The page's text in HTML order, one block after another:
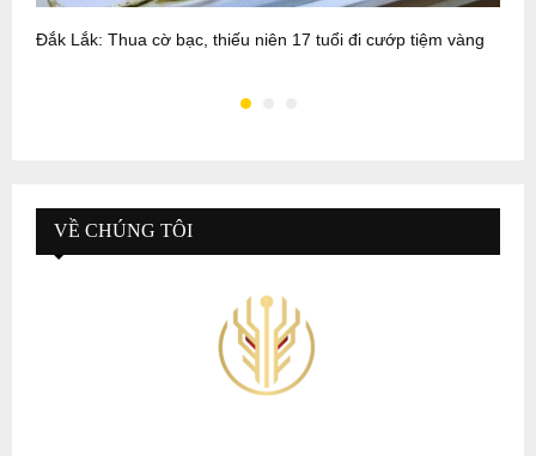
Đắk Lắk: Thua cờ bạc, thiếu niên 17 tuổi đi cướp tiệm vàng
VỀ CHÚNG TÔI